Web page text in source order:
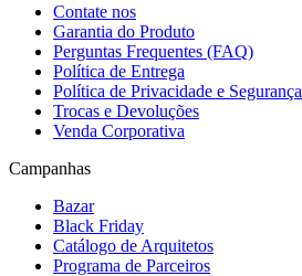
Contate nos
Garantia do Produto
Perguntas Frequentes (FAQ)
Política de Entrega
Política de Privacidade e Segurança
Trocas e Devoluções
Venda Corporativa
Campanhas
Bazar
Black Friday
Catálogo de Arquitetos
Programa de Parceiros